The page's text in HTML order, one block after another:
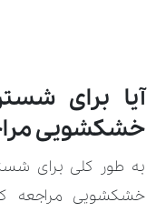
آیا برای
خشکشویی
به طور کلی برای
خشکشویی مراجعه